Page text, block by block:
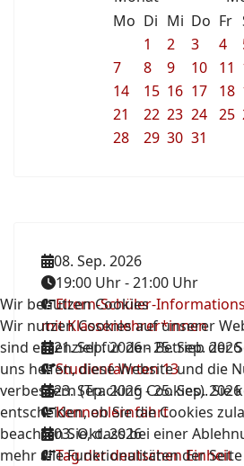
Mo Di Mi Do Fr
1
2 3 4
7
8 9 10 11
14
15 16 17 18
21
22 23 24 25
28
29 30 31
08. Sep. 2026
19:00 Uhr-21:00 Uhr
Eltern-Schüler-
mit Klassenlehrer*innen
21. Sep. 2026-25. Sep. 2026
Studienfahrten 13
23. Sep. 2026-25. Sep. 2026
Kennenlernfahrt
03. Okt. 2026
Tag der deutschen Einheit
Wir benutzen Cookies
Wir nutzen Cookies auf unserer
sind essenziell für den Betrieb der
uns helfen, diese Website und die
verbessern (Tracking Cookies). Sie
entscheiden, ob Sie die Cookies
beachten Sie, dass bei einer
mehr alle Funktionalitäten der